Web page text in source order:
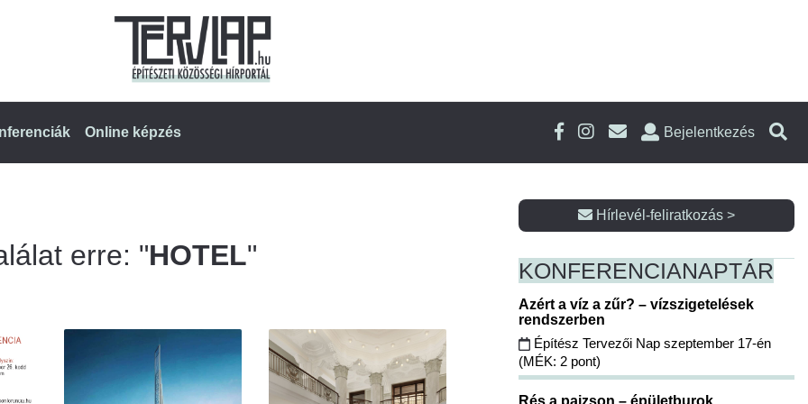
Online képzés Bejelentkezés
erre: "HOTEL"
Hírlevél-feliratkozás >
KONFERENCIANAPTÁR
Azért a víz a zűr? – vízszigetelések
rendszerben
Építész Tervezői Nap szeptember 17-én
(MÉK: 2 pont)
Rés a pajzson – épületburok